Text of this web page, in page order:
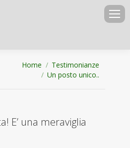
Home
Testimonianze
Un posto unico..
E’ una meraviglia